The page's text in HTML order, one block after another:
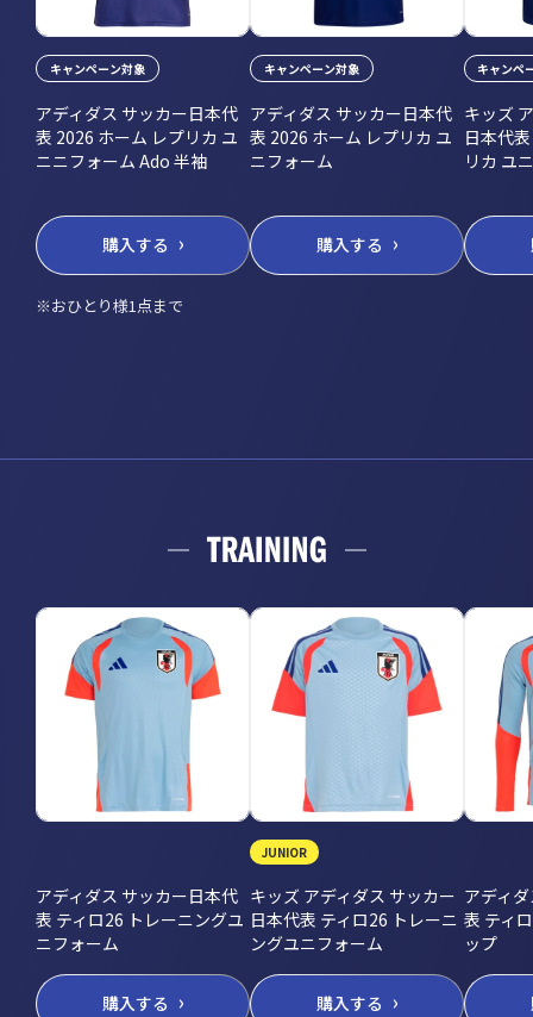
キャンペーン対象
アディダス サッカー日本代
表 2026 ホーム レプリカ ユ
ニニフォーム Ado 半袖
購入する
※おひとり様1点まで
キャンペーン対象
アディダス サッカー日本代
表 2026 ホーム レプリカ ユ
ニフォーム
購入する
キャンペ
キッズ
日本代
リカ ユ
アディダス サッカー日本代
表 ティロ26 トレーニングユ
ニフォーム
購入する
JUNIOR
キッズ アディダス サッカー
日本代表 ティロ26 トレーニ
ングユニフォーム
購入する
アディ
表 ティ
ップ